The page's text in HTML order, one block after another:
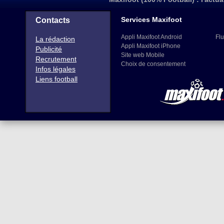
Contacts
La rédaction
Publicité
Recrutement
Infos légales
Liens football
Services Maxifoot
Appli Maxifoot Android
Appli Maxifoot iPhone
Site web Mobile
Choix de consentement